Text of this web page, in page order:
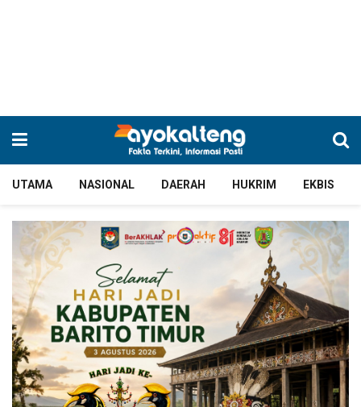
UTAMA NASIONAL DAERAH HUKRIM EKBIS